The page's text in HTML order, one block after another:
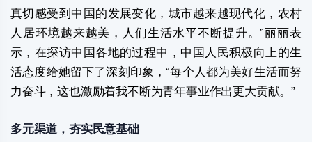
真切感受到中国的发展变化，城市越来越现代化，农村
人居环境越来越美，人们生活水平不断提升。”丽丽表
示，在探访中国各地的过程中，中国人民积极向上的生
活态度给她留下了深刻印象，“每个人都为美好生活而努
力奋斗，这也激励着我不断为青年事业作出更大贡献。”
多元渠道，夯实民意基础